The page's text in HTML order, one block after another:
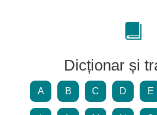
Dicționar și
A B C D E